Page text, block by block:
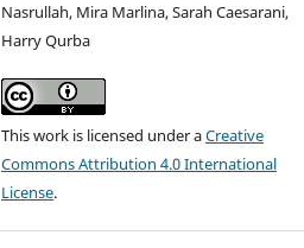
Nasrullah, Mira Marlina, Sarah Caesarani,
Harry Qurba
This work is licensed under aCreative
Commons Attribution 4.0 International
License.